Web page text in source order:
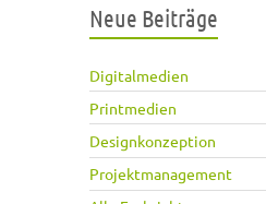
Neue Beiträge
Digitalmedien
Printmedien
Designkonzeption
Projektmanagement